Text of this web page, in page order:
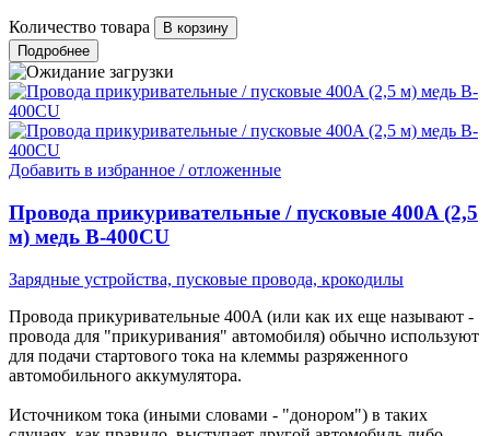
Количество товара
Подробнее
Добавить в избранное / отложенные
Провода прикуривательные / пусковые 400A (2,5
м) медь B-400CU
Зарядные устройства, пусковые провода, крокодилы
Провода прикуривательные 400A (или как их еще называют -
провода для "прикуривания" автомобиля) обычно используют
для подачи стартового тока на клеммы разряженного
автомобильного аккумулятора.
Источником тока (иными словами - "донором") в таких